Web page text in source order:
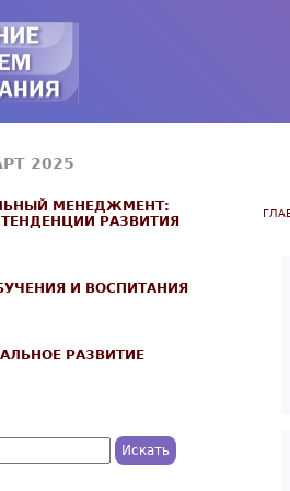
2025
МЕНЕДЖМЕНТ:
РАЗВИТИЯ
И ВОСПИТАНИЯ
РАЗВИТИЕ